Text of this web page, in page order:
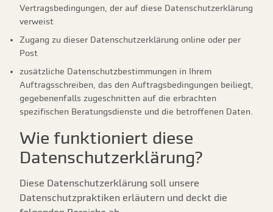
Vertragsbedingungen, der auf diese Datenschutzerklärung
verweist
Zugang zu dieser Datenschutzerklärung online oder per
Post
zusätzliche Datenschutzbestimmungen in Ihrem
Auftragsschreiben, das den Auftragsbedingungen beiliegt,
gegebenenfalls zugeschnitten auf die erbrachten
spezifischen Beratungsdienste und die betroffenen Daten.
Wie funktioniert diese
Datenschutzerklärung?
Diese Datenschutzerklärung soll unsere
Datenschutzpraktiken erläutern und deckt die